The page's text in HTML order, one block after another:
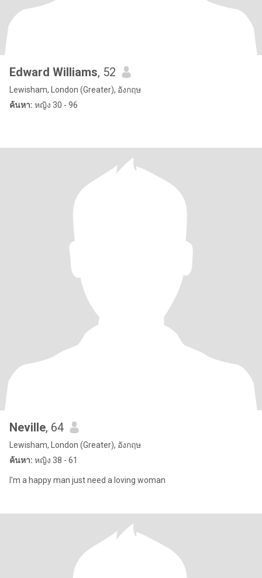
Edward Williams, 52
Lewisham, London (Greater), อังกฤษ
ค้นหา: หญิง 30 - 96
Neville, 64
Lewisham, London (Greater), อังกฤษ
ค้นหา: หญิง 38 - 61
I'm a happy man just need a loving woman